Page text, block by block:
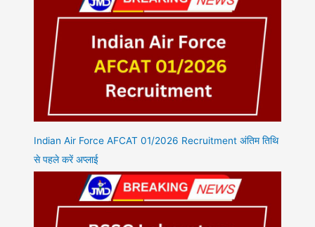
Indian Air Force AFCAT 01/2026 Recruitment अंतिम तिथि
से पहले करें अप्लाई